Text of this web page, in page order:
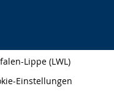
Lippe (LWL)
Einstellungen